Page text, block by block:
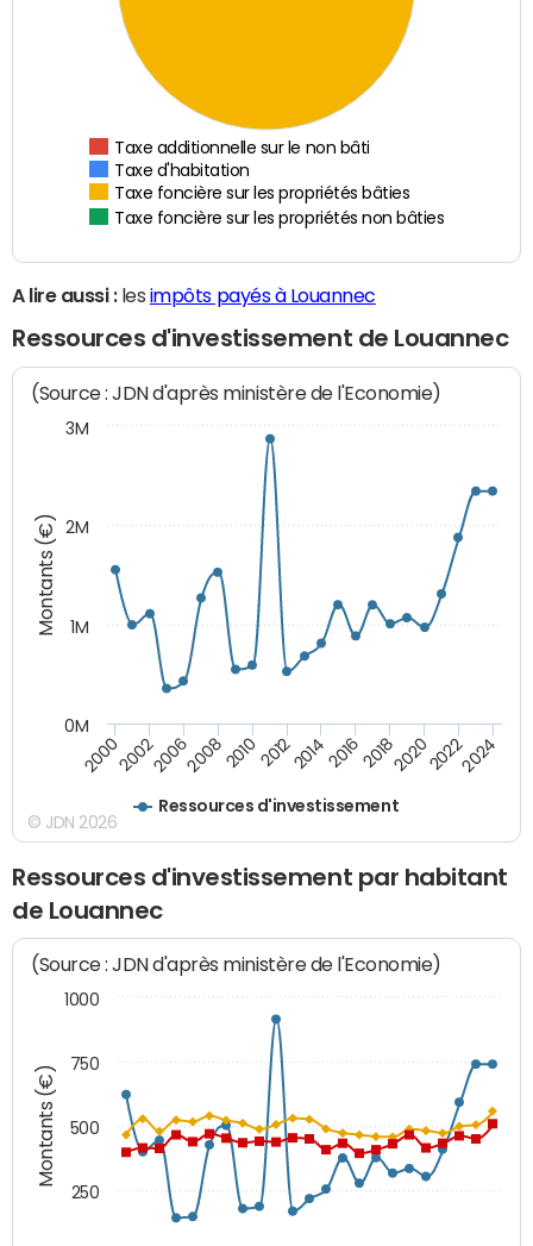
Taxe additionnelle sur le non bâti
Taxe d'habitation
Taxe foncière sur les propriétés bâties
Taxe foncière sur les propriétés non bâties
A lire aussi :les impôts payés à Louannec
Ressources d'investissement de Louannec
Montants (€)
(Source : JDN d'après ministère de l'Economie)
Ressources d'investissement
200020022006200820102012201420162018202020222024
0M
1M
2M
3M
© JDN 2026
Ressources d'investissement par habitant
de Louannec
Montants (€)
(Source : JDN d'après ministère de l'Economie)
250
500
750
1000